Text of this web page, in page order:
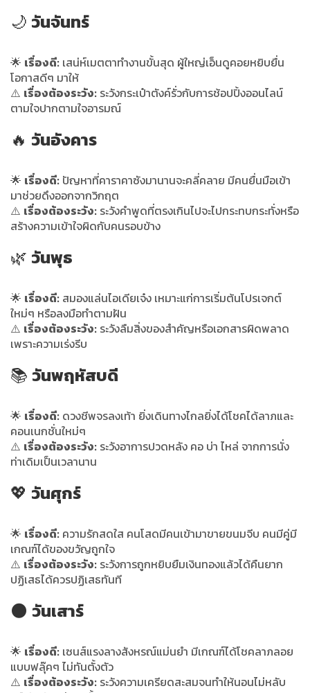
🌙 วันจันทร์
🌟 เรื่องดี: เสน่ห์เมตตาทำงานขั้นสุด ผู้ใหญ่เอ็นดูคอยหยิบยื่น
โอกาสดีๆ มาให้
⚠️ เรื่องต้องระวัง: ระวังกระเป๋าตังค์รั่วกับการช้อปปิ้งออนไลน์
ตามใจปากตามใจอารมณ์
🔥 วันอังคาร
🌟 เรื่องดี: ปัญหาที่คาราคาซังมานานจะคลี่คลาย มีคนยื่นมือเข้า
มาช่วยดึงออกจากวิกฤต
⚠️ เรื่องต้องระวัง: ระวังคำพูดที่ตรงเกินไปจะไปกระทบกระทั่งหรือ
สร้างความเข้าใจผิดกับคนรอบข้าง
🌿 วันพุธ
🌟 เรื่องดี: สมองแล่นไอเดียเจ๋ง เหมาะแก่การเริ่มต้นโปรเจกต์
ใหม่ๆ หรือลงมือทำตามฝัน
⚠️ เรื่องต้องระวัง: ระวังลืมสิ่งของสำคัญหรือเอกสารผิดพลาด
เพราะความเร่งรีบ
📚 วันพฤหัสบดี
🌟 เรื่องดี: ดวงชีพจรลงเท้า ยิ่งเดินทางไกลยิ่งได้โชคได้ลาภและ
คอนเนกชั่นใหม่ๆ
⚠️ เรื่องต้องระวัง: ระวังอาการปวดหลัง คอ บ่า ไหล่ จากการนั่ง
ท่าเดิมเป็นเวลานาน
💖 วันศุกร์
🌟 เรื่องดี: ความรักสดใส คนโสดมีคนเข้ามาขายขนมจีบ คนมีคู่มี
เกณฑ์ได้ของขวัญถูกใจ
⚠️ เรื่องต้องระวัง: ระวังการถูกหยิบยืมเงินทองแล้วได้คืนยาก
ปฏิเสธได้ควรปฏิเสธทันที
🌑 วันเสาร์
🌟 เรื่องดี: เซนส์แรงลางสังหรณ์แม่นยำ มีเกณฑ์ได้โชคลาภลอย
แบบฟลุ๊คๆ ไม่ทันตั้งตัว
⚠️ เรื่องต้องระวัง: ระวังความเครียดสะสมจนทำให้นอนไม่หลับ